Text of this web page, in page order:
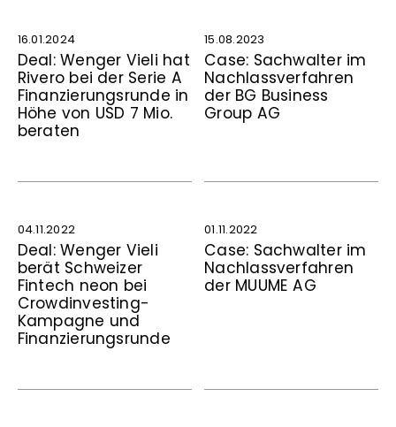
16.01.2024
Deal: Wenger Vieli hat
Rivero bei der Serie A
Fi­nan­zie­rungs­runde in
Höhe von USD 7 Mio.
beraten
15.08.2023
Case: Sachwalter im
Nachlassverfahren
der BG Business
Group AG
04.11.2022
Deal: Wenger Vieli
berät Schweizer
Fintech neon bei
Crowdinvesting-
Kampagne und
Finanzierungsrunde
01.11.2022
Case: Sachwalter im
Nachlassverfahren
der MUUME AG